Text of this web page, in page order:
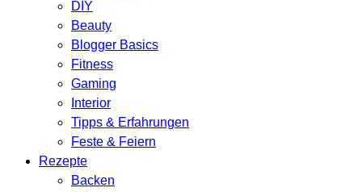
DIY
Beauty
Blogger Basics
Fitness
Gaming
Interior
Tipps & Erfahrungen
Feste & Feiern
Rezepte
Backen